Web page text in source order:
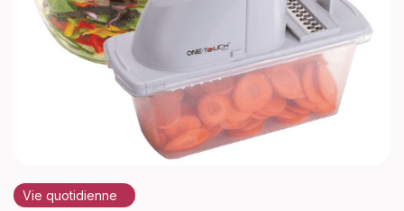
Vie quotidienne